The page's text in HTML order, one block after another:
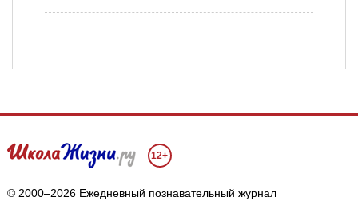
12+
© 2000–2026 Ежедневный познавательный журнал